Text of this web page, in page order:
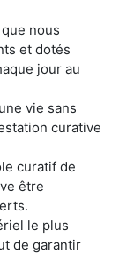
nous
et dotés
jour au
vie sans
curative
curatif de
être
le plus
de garantir